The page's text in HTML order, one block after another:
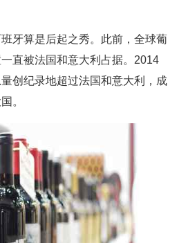
牙算是后起之秀。此前，全球葡
直被法国和意大利占据。2014
创纪录地超过法国和意大利，成
。